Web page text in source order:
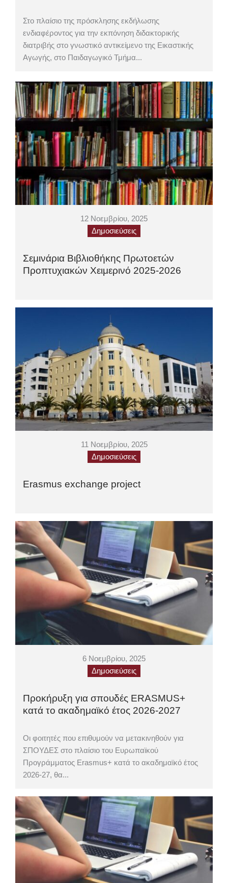
Στο πλαίσιο της πρόσκλησης εκδήλωσης
ενδιαφέροντος για την εκπόνηση διδακτορικής
διατριβής στο γνωστικό αντικείμενο της Εικαστικής
Αγωγής, στο Παιδαγωγικό Τμήμα...
12 Νοεμβρίου, 2025
Δημοσιεύσεις
Σεμινάρια Βιβλιοθήκης Πρωτοετών
Προπτυχιακών Χειμερινό 2025-2026
11 Νοεμβρίου, 2025
Δημοσιεύσεις
Erasmus exchange project
6 Νοεμβρίου, 2025
Δημοσιεύσεις
Προκήρυξη για σπουδές ERASMUS+
κατά το ακαδημαϊκό έτος 2026-2027
Οι φοιτητές που επιθυμούν να μετακινηθούν για
ΣΠΟΥΔΕΣ στο πλαίσιο του Ευρωπαϊκού
Προγράμματος Erasmus+ κατά το ακαδημαϊκό έτος
2026-27, θα...